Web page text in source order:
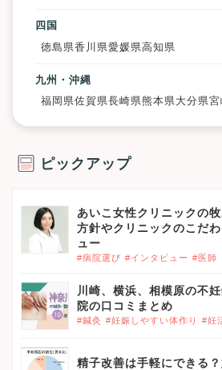
四国
徳島県香川県愛媛県高知県
九州・沖縄
福岡県佐賀県長崎県熊本県大分県
ピックアップ
あいこ女性クリニックの
方針やクリニックのこだ
ュー
#病院選び #インタビュー #医師
川崎、横浜、相模原の不
院の口コミまとめ
#鍼灸 #妊娠しやすい体作り #妊
精子改善は手軽にできる